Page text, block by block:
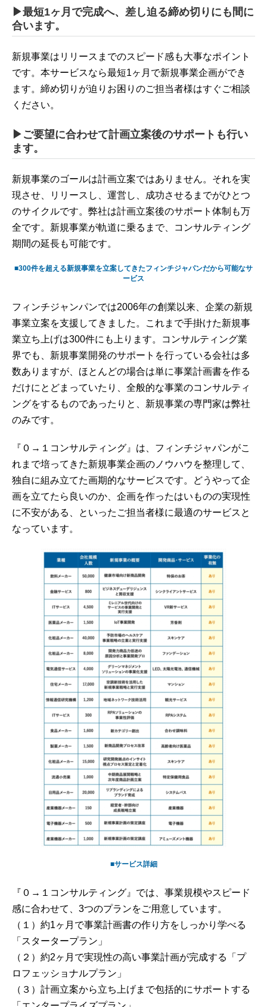
▶最短1ヶ月で完成へ、差し迫る締め切りにも間に
合います。
新規事業はリリースまでのスピード感も大事なポイント
です。本サービスなら最短1ヶ月で新規事業企画ができ
ます。締め切りが迫りお困りのご担当者様はすぐご相談
ください。
▶ご要望に合わせて計画立案後のサポートも行い
ます。
新規事業のゴールは計画立案ではありません。それを実
現させ、リリースし、運営し、成功させるまでがひとつ
のサイクルです。弊社は計画立案後のサポート体制も万
全です。新規事業が軌道に乗るまで、コンサルティング
期間の延長も可能です。
■300件を超える新規事業を立案してきたフィンチジャパンだから可能なサ
ービス
フィンチジャンパンでは2006年の創業以来、企業の新規
事業立案を支援してきました。これまで手掛けた新規事
業立ち上げは300件にも上ります。コンサルティング業
界でも、新規事業開発のサポートを行っている会社は多
数ありますが、ほとんどの場合は単に事業計画書を作る
だけにとどまっていたり、全般的な事業のコンサルティ
ングをするものであったりと、新規事業の専門家は弊社
のみです。
『０→１コンサルティング』は、フィンチジャパンがこ
れまで培ってきた新規事業企画のノウハウを整理して、
独自に組み立てた画期的なサービスです。どうやって企
画を立てたら良いのか、企画を作ったはいものの実現性
に不安がある、といったご担当者様に最適のサービスと
なっています。
■サービス詳細
『０→１コンサルティング』では、事業規模やスピード
感に合わせて、3つのプランをご用意しています。
（１）約1ヶ月で事業計画書の作り方をしっかり学べる
「スタータープラン」
（２）約2ヶ月で実現性の高い事業計画が完成する「プ
ロフェッショナルプラン」
（３）計画立案から立ち上げまで包括的にサポートする